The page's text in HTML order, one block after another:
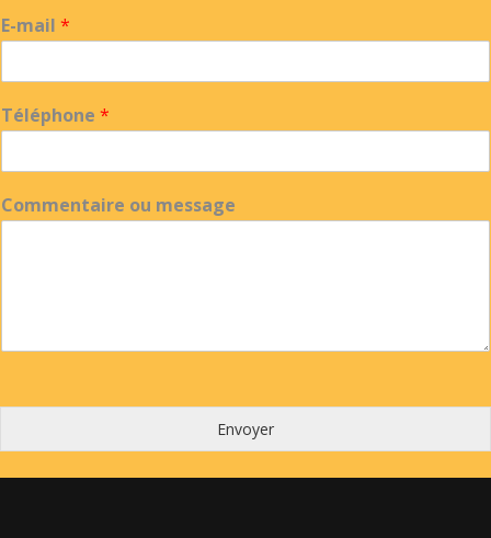
E-mail *
Téléphone *
Commentaire ou message
Envoyer